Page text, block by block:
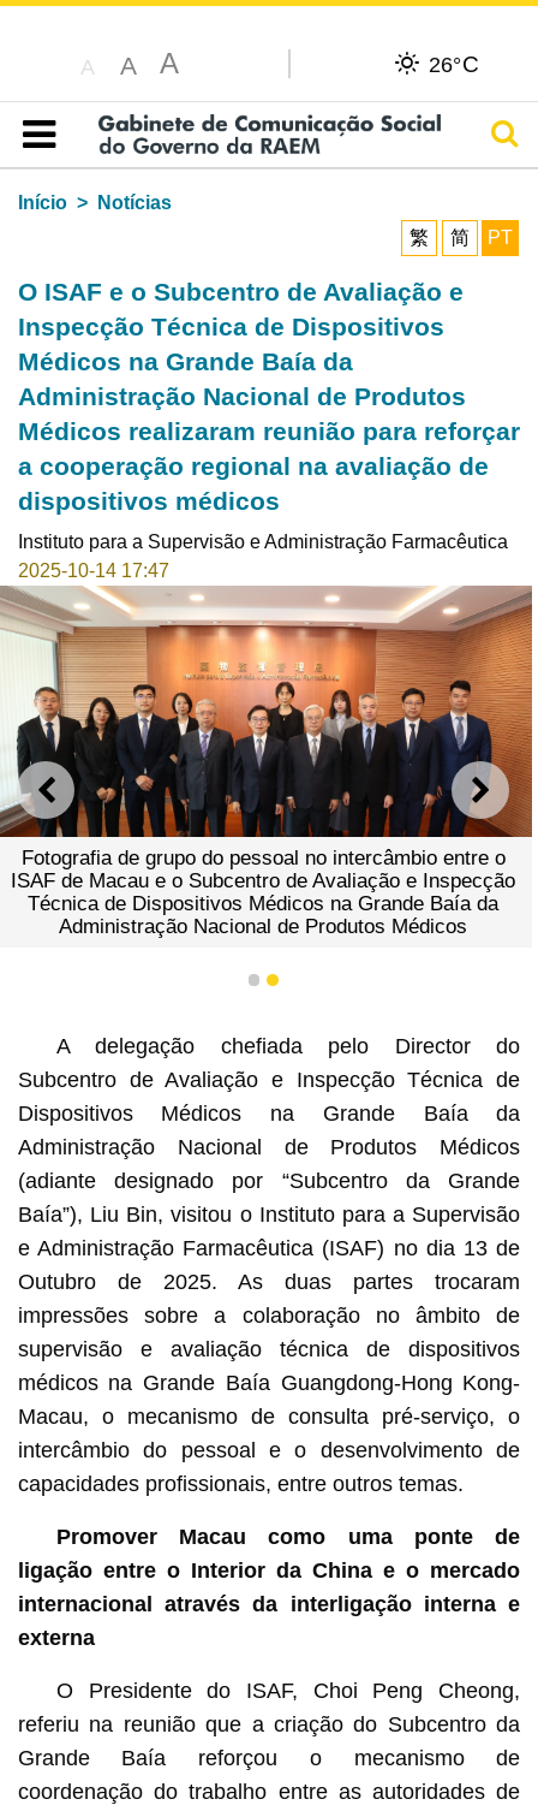
A A A 26°C
Índice
Início
Notícias
繁
简 PT
O ISAF e o Subcentro de Avaliação e
Inspecção Técnica de Dispositivos
Médicos na Grande Baía da
Administração Nacional de Produtos
Médicos realizaram reunião para reforçar
a cooperação regional na avaliação de
dispositivos médicos
Instituto para a Supervisão e Administração Farmacêutica
2025-10-14 17:47
ANTERIOR
Fotografia de grupo do pessoal no intercâmbio entre o
ISAF de Macau e o Subcentro de Avaliação e Inspecção
Técnica de Dispositivos Médicos na Grande Baía da
Administração Nacional de Produtos Médicos
1 2
A delegação chefiada pelo Director do
Subcentro de Avaliação e Inspecção Técnica de
Dispositivos Médicos na Grande Baía da
Administração Nacional de Produtos Médicos
(adiante designado por “Subcentro da Grande
Baía”), Liu Bin, visitou o Instituto para a Supervisão
e Administração Farmacêutica (ISAF) no dia 13 de
Outubro de 2025. As duas partes trocaram
impressões sobre a colaboração no âmbito de
supervisão e avaliação técnica de dispositivos
médicos na Grande Baía Guangdong-Hong Kong-
Macau, o mecanismo de consulta pré-serviço, o
intercâmbio do pessoal e o desenvolvimento de
capacidades profissionais, entre outros temas.
Promover Macau como uma ponte de
ligação entre o Interior da China e o mercado
internacional através da interligação interna e
externa
O Presidente do ISAF, Choi Peng Cheong,
referiu na reunião que a criação do Subcentro da
Grande Baía reforçou o mecanismo de
coordenação do trabalho entre as autoridades de